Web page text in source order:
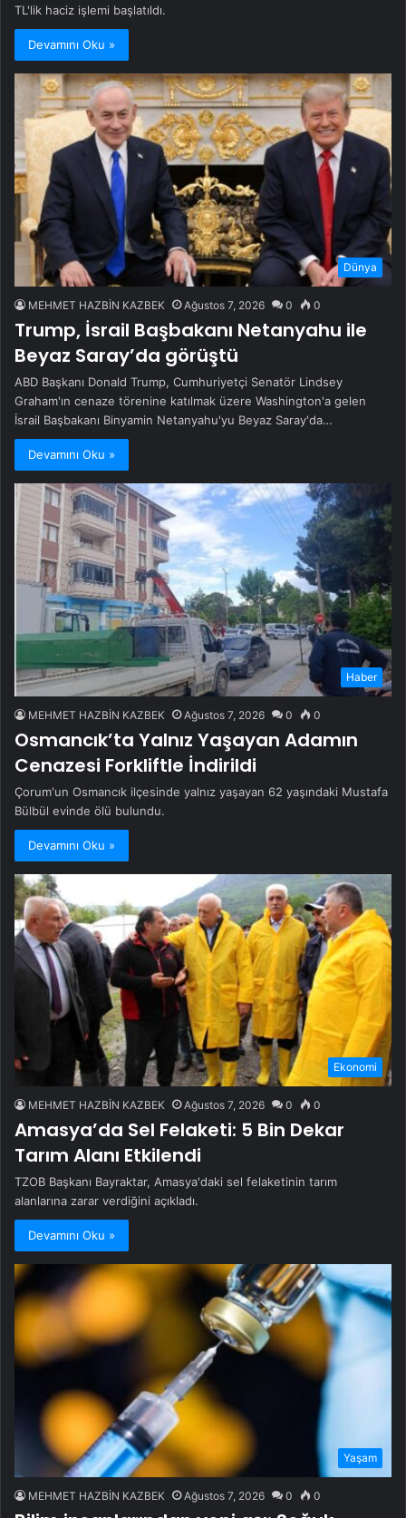
TL'lik haciz işlemi başlatıldı.
Devamını Oku »
Dünya
MEHMET HAZBİN KAZBEK Ağustos 7, 2026 0 0
Trump, İsrail Başbakanı Netanyahu ile
Beyaz Saray’da görüştü
ABD Başkanı Donald Trump, Cumhuriyetçi Senatör Lindsey
Graham'ın cenaze törenine katılmak üzere Washington'a gelen
İsrail Başbakanı Binyamin Netanyahu'yu Beyaz Saray'da…
Devamını Oku »
Haber
MEHMET HAZBİN KAZBEK Ağustos 7, 2026 0 0
Osmancık’ta Yalnız Yaşayan Adamın
Cenazesi Forkliftle İndirildi
Çorum'un Osmancık ilçesinde yalnız yaşayan 62 yaşındaki Mustafa
Bülbül evinde ölü bulundu.
Devamını Oku »
Ekonomi
MEHMET HAZBİN KAZBEK Ağustos 7, 2026 0 0
Amasya’da Sel Felaketi: 5 Bin Dekar
Tarım Alanı Etkilendi
TZOB Başkanı Bayraktar, Amasya'daki sel felaketinin tarım
alanlarına zarar verdiğini açıkladı.
Devamını Oku »
Yaşam
MEHMET HAZBİN KAZBEK Ağustos 7, 2026 0 0